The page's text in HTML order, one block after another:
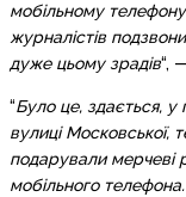
мобільному
журналістів
дуже цьому зрадів“,
“Було це, здається, у
вулиці Московської,
подарували мерчеві
мобільного